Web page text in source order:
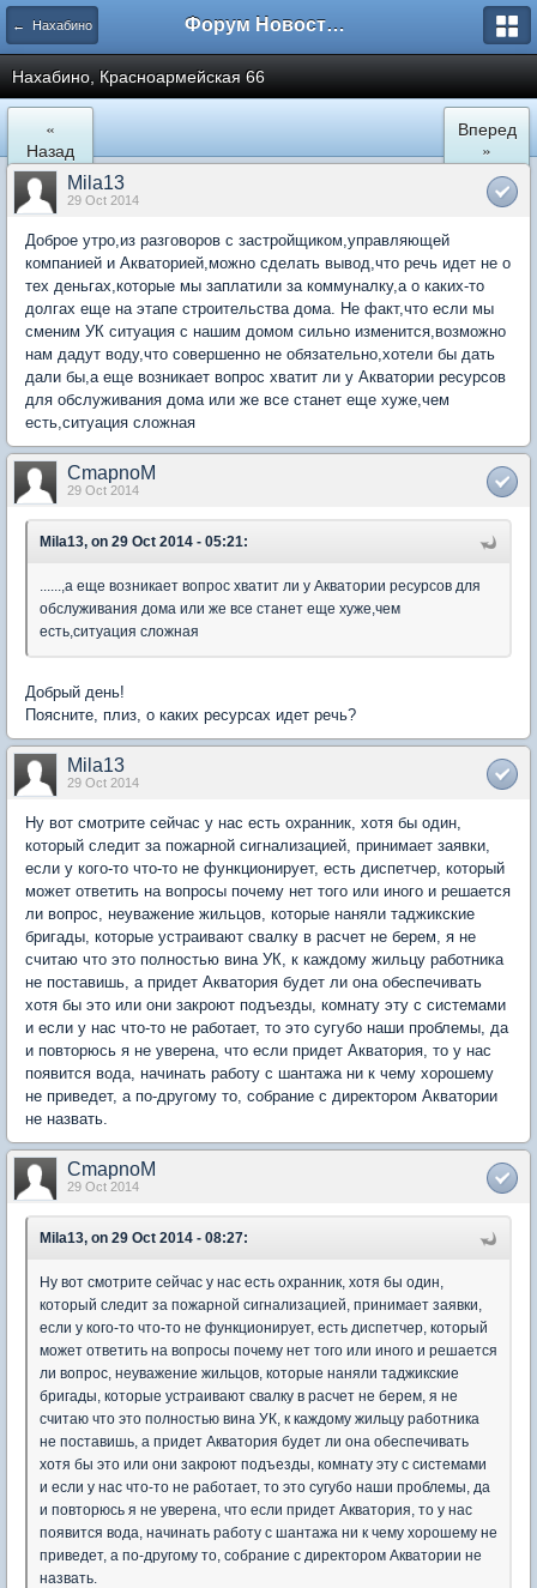
← Нахабино Форум Новостройки
Нахабино, Красноармейская 66
«
Назад
Вперед
»
Mila13
29 Oct 2014
Доброе утро,из разговоров с застройщиком,управляющей
компанией и Акваторией,можно сделать вывод,что речь идет не о
тех деньгах,которые мы заплатили за коммуналку,а о каких-то
долгах еще на этапе строительства дома. Не факт,что если мы
сменим УК ситуация с нашим домом сильно изменится,возможно
нам дадут воду,что совершенно не обязательно,хотели бы дать
дали бы,а еще возникает вопрос хватит ли у Акватории ресурсов
для обслуживания дома или же все станет еще хуже,чем
есть,ситуация сложная
CmapnoM
29 Oct 2014
Mila13, on 29 Oct 2014 - 05:21:
......,а еще возникает вопрос хватит ли у Акватории ресурсов для
обслуживания дома или же все станет еще хуже,чем
есть,ситуация сложная
Добрый день!
Поясните, плиз, о каких ресурсах идет речь?
Mila13
29 Oct 2014
Ну вот смотрите сейчас у нас есть охранник, хотя бы один,
который следит за пожарной сигнализацией, принимает заявки,
если у кого-то что-то не функционирует, есть диспетчер, который
может ответить на вопросы почему нет того или иного и решается
ли вопрос, неуважение жильцов, которые наняли таджикские
бригады, которые устраивают свалку в расчет не берем, я не
считаю что это полностью вина УК, к каждому жильцу работника
не поставишь, а придет Акватория будет ли она обеспечивать
хотя бы это или они закроют подъезды, комнату эту с системами
и если у нас что-то не работает, то это сугубо наши проблемы, да
и повторюсь я не уверена, что если придет Акватория, то у нас
появится вода, начинать работу с шантажа ни к чему хорошему
не приведет, а по-другому то, собрание с директором Акватории
не назвать.
CmapnoM
29 Oct 2014
Mila13, on 29 Oct 2014 - 08:27:
Ну вот смотрите сейчас у нас есть охранник, хотя бы один,
который следит за пожарной сигнализацией, принимает заявки,
если у кого-то что-то не функционирует, есть диспетчер, который
может ответить на вопросы почему нет того или иного и решается
ли вопрос, неуважение жильцов, которые наняли таджикские
бригады, которые устраивают свалку в расчет не берем, я не
считаю что это полностью вина УК, к каждому жильцу работника
не поставишь, а придет Акватория будет ли она обеспечивать
хотя бы это или они закроют подъезды, комнату эту с системами
и если у нас что-то не работает, то это сугубо наши проблемы, да
и повторюсь я не уверена, что если придет Акватория, то у нас
появится вода, начинать работу с шантажа ни к чему хорошему не
приведет, а по-другому то, собрание с директором Акватории не
назвать.